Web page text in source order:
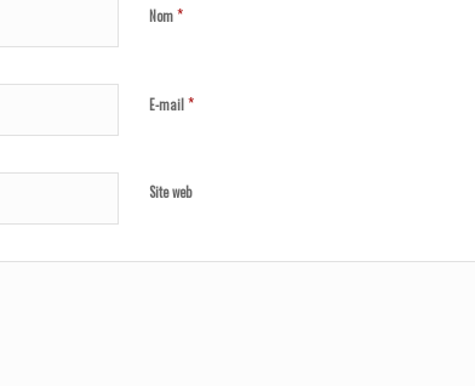
Nom*
E-mail*
Site web